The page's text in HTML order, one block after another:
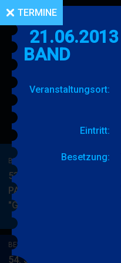
BERRY BLUE & BAND
53. JAZZ Matinee in den
PARKSIDE STUDIOS
"Gypsy Jazz"
BERRY BLUE & BAND
54. JAZZ Matinee in den
TERMINE
21.06.2013
BAND
Veranstaltungsort:
Eintritt:
Besetzung: